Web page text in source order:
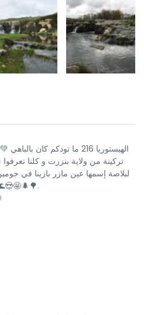
الهيستوريا 216 ما تودكم
تركينة من ولاية بنزرت و كلنا
لبلاصة إسمها عين مازر بازينا في
🌳🌲🤩😍🌊 و بالشلالات و بارشا فازات بنينة.